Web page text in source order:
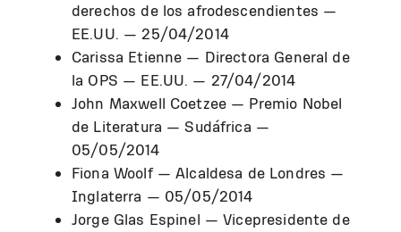
derechos de los afrodescendientes —
EE.UU. — 25/04/2014
Carissa Etienne — Directora General de
la OPS — EE.UU. — 27/04/2014
John Maxwell Coetzee — Premio Nobel
de Literatura — Sudáfrica —
05/05/2014
Fiona Woolf — Alcaldesa de Londres —
Inglaterra — 05/05/2014
Jorge Glas Espinel — Vicepresidente de